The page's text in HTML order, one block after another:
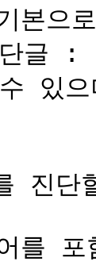
본으
:
있으
진단
를